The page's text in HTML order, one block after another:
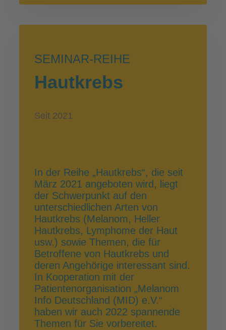
SEMINAR-REIHE
Hautkrebs
Seit 2021
In der Reihe „Hautkrebs“, die seit
März 2021 angeboten wird, liegt
der Schwerpunkt auf den
unterschiedlichen Arten von
Hautkrebs (Melanom, Heller
Hautkrebs, Lymphome der Haut
usw.) sowie Themen, die für
Betroffene von Hautkrebs und
deren Angehörige interessant sind.
In Kooperation mit der
Patientenorganisation „Melanom
Info Deutschland (MID) e.V.“
haben wir auch 2022 spannende
Themen für Sie vorbereitet.